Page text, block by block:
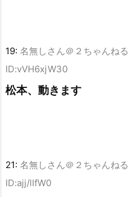
19: 名無しさん＠２ちゃんねる
ID:vVH6xjW30
松本、動きます
21: 名無しさん＠２ちゃんねる
ID:ajj/lIfW0